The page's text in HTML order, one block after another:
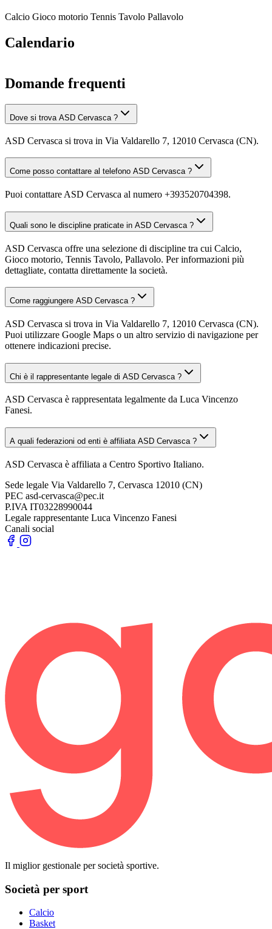
Calcio Gioco motorio Tennis Tavolo Pallavolo
Calendario
Domande frequenti
Dove si trova ASD Cervasca ?
ASD Cervasca si trova in Via Valdarello 7, 12010 Cervasca (CN).
Come posso contattare al telefono ASD Cervasca ?
Puoi contattare ASD Cervasca al numero +393520704398.
Quali sono le discipline praticate in ASD Cervasca ?
ASD Cervasca offre una selezione di discipline tra cui Calcio,
Gioco motorio, Tennis Tavolo, Pallavolo. Per informazioni più
dettagliate, contatta direttamente la società.
Come raggiungere ASD Cervasca ?
ASD Cervasca si trova in Via Valdarello 7, 12010 Cervasca (CN).
Puoi utilizzare Google Maps o un altro servizio di navigazione per
ottenere indicazioni precise.
Chi è il rappresentante legale di ASD Cervasca ?
ASD Cervasca è rappresentata legalmente da Luca Vincenzo
Fanesi.
A quali federazioni od enti è affiliata ASD Cervasca ?
ASD Cervasca è affiliata a Centro Sportivo Italiano.
Sede legale Via Valdarello 7, Cervasca 12010 (CN)
PEC asd-cervasca@pec.it
P.IVA IT03228990044
Legale rappresentante Luca Vincenzo Fanesi
Canali social
Il miglior gestionale per società sportive.
Società per sport
Calcio
Basket